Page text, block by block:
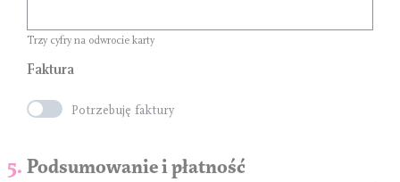
Trzy cyfry na odwrocie karty
Faktura
Potrzebuję faktury
Podsumowanie i płatność